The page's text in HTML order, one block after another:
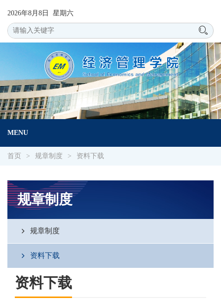
2026年8月8日 星期六
MENU
首页 > 规章制度 > 资料下载
规章制度
规章制度
资料下载
资料下载